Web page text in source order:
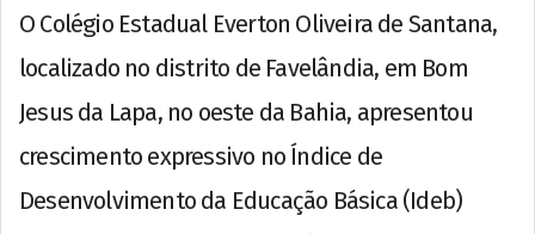
O Colégio Estadual Everton Oliveira de Santana,
localizado no distrito de Favelândia, em Bom
Jesus da Lapa, no oeste da Bahia, apresentou
crescimento expressivo no Índice de
Desenvolvimento da Educação Básica (Ideb)